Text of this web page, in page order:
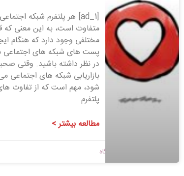
[ad_1] هر پلتفرم شبکه اجتماعی
متفاوت است، به این معنی که
مختلفی وجود دارد که هنگام
پست های شبکه های اجتماعی
در نظر داشته باشید. وقتی
بازاریابی شبکه های اجتماعی
شود، مهم است که از تفاوت
پلتفرم
مطالعه بیشتر >
بدون دیدگاه